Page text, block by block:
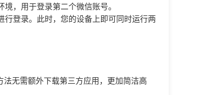
，用于登录第二个微信账号。
登录。此时，您的设备上即可同时运行两
无需额外下载第三方应用，更加简洁高